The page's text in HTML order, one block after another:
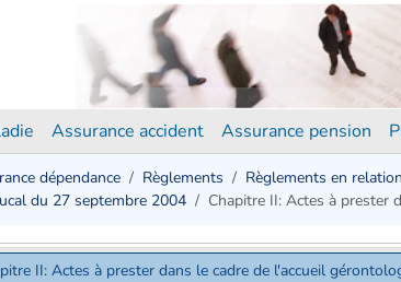
Assurance accident Assurance pension
dépendance Règlements
Règlements en
du 27 septembre 2004
Chapitre II: Actes à prester
II: Actes à prester dans le cadre de l'accueil